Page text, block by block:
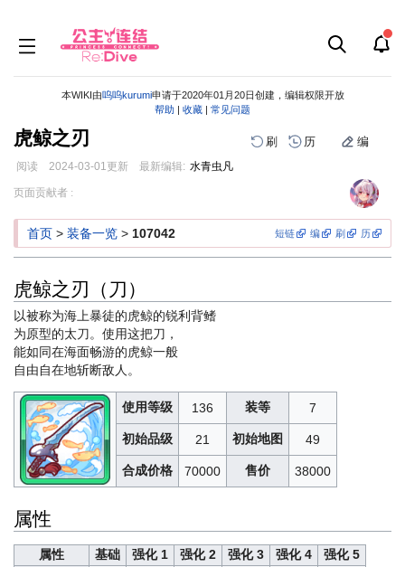
本WIKI由呜呜kurumi申请于2020年01月20日创建，编辑权限开放
帮助 | 收藏 | 常见问题
虎鲸之刃 刷 历 编
阅读 2024-03-01更新 最新编辑: 水青虫凡
跳
导
跳
搜
页面贡献者 :
短链 编 刷 历
首页 > 装备一览 > 107042
虎鲸之刃（刀）
以被称为海上暴徒的虎鲸的锐利背鳍
为原型的太刀。使用这把刀，
能如同在海面畅游的虎鲸一般
自由自在地斩断敌人。
使用等级 136 装等 7
初始品级 21 初始地图 49
合成价格 70000 售价 38000
属性
属性 基础 强化 1 强化 2 强化 3 强化 4
强化 5